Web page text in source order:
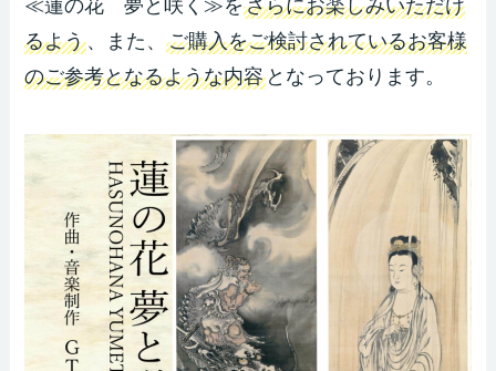
≪蓮の花 夢と咲く≫をさらにお楽しみいただけ
るよう、また、ご購入をご検討されているお客様
のご参考となるような内容 となっております。